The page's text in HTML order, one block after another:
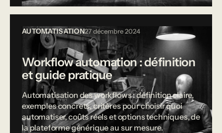
AUTOMATISATION27 décembre 2024
Workflow automation : définition
et guide pratique
Automatisation des workflows : définition claire,
exemples concrets, critères pour choisir quoi
automatiser, coûts réels et options techniques, de
la plateforme générique au sur mesure.